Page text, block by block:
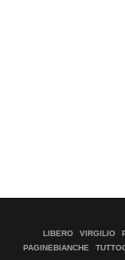
LIBERO VIRGILIO
PAGINEBIANCHE